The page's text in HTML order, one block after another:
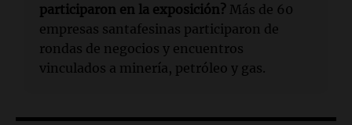
participaron en la exposición? Más de 60
empresas santafesinas participaron de
rondas de negocios y encuentros
vinculados a minería, petróleo y gas.